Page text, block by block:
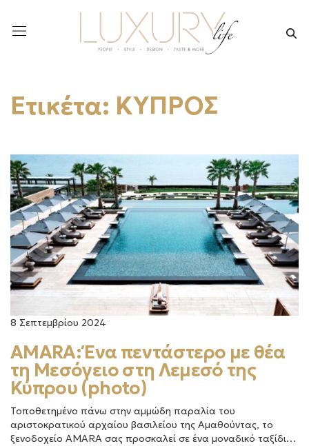
Ετικέτα: ΚΥΠΡΟΣ
8 Σεπτεμβρίου 2024
AMARA: Ένα πεντάστερο με θέα
τη Μεσόγειο στη Λεμεσό της
Κύπρου (photo)
Τοποθετημένο πάνω στην αμμώδη παραλία του
αριστοκρατικού αρχαίου βασιλείου της Αμαθούντας, το
ξενοδοχείο AMARA σας προσκαλεί σε ένα μοναδικό ταξίδι…